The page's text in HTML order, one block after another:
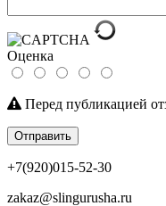
Оценка
Перед публикацией
Отправить
+7(920)015-52-30
zakaz@slingurusha.ru